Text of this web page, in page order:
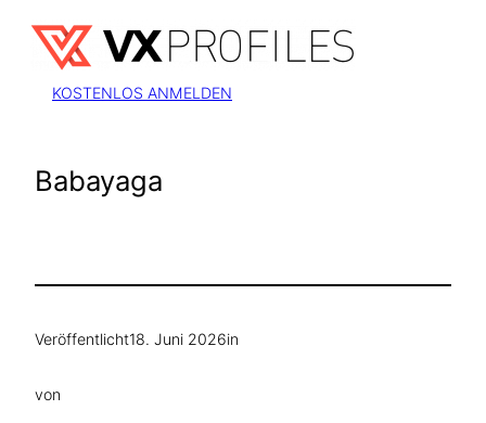
Inhalt
springen
KOSTENLOS ANMELDEN
Babayaga
Veröffentlicht18. Juni 2026in
von